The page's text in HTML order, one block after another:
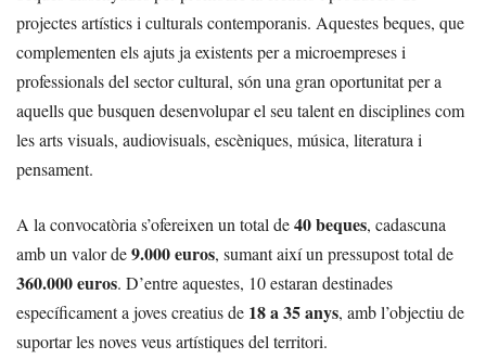
projectes artístics i culturals contemporanis. Aquestes beques, que
complementen els ajuts ja existents per a microempreses i
professionals del sector cultural, són una gran oportunitat per a
aquells que busquen desenvolupar el seu talent en disciplines com
les arts visuals, audiovisuals, escèniques, música, literatura i
pensament.
A la convocatòria s’ofereixen un total de40 beques, cadascuna
amb un valor de9.000 euros, sumant així un pressupost total de
360.000 euros. D’entre aquestes, 10 estaran destinades
específicament a joves creatius de 18 a 35 anys, amb l’objectiu de
suportar les noves veus artístiques del territori.